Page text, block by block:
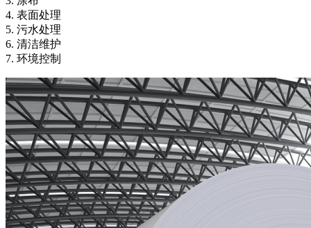
4. 表面处理
5. 污水处理
6. 清洁维护
7. 环境控制